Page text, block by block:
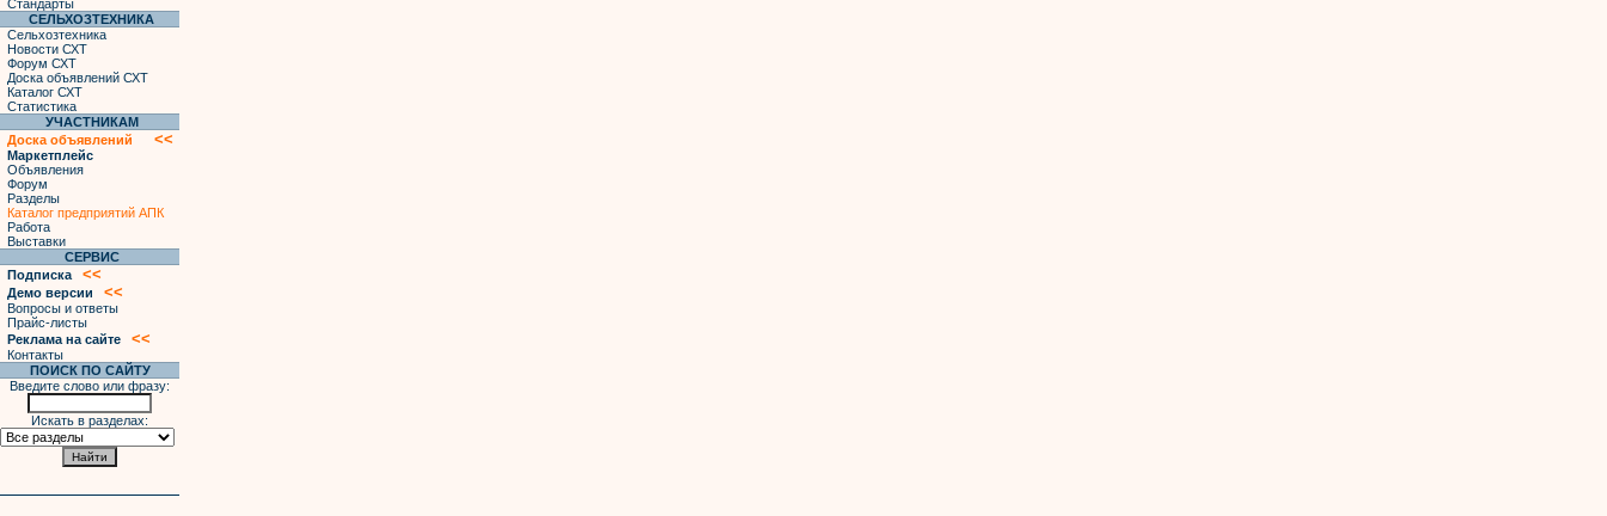
Стандарты
СЕЛЬХОЗТЕХНИКА
Сельхозтехника
Новости СХТ
Форум СХТ
Доска объявлений СХТ
Каталог СХТ
Статистика
УЧАСТНИКАМ
Доска объявлений
<<
Маркетплейс
Объявления
Форум
Разделы
Каталог предприятий АПК
Работа
Выставки
СЕРВИС
Подписка
<<
Демо версии <<
Вопросы и ответы
Прайс-листы
Реклама на сайте
<<
Контакты
ПОИСК ПО САЙТУ
Введите слово или фразу:
Искать в разделах: